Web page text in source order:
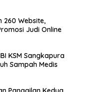
260 Website,
Judi Online
KSM Sangkapura
Sampah Medis